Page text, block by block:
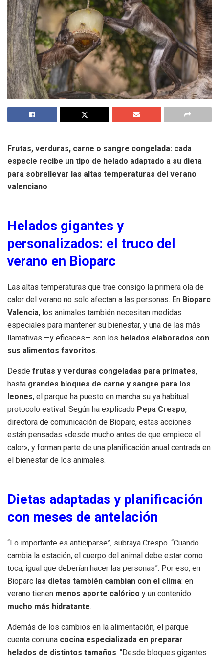
Frutas, verduras, carne o sangre congelada: cada
especie recibe un tipo de helado adaptado a su dieta
para sobrellevar las altas temperaturas del verano
valenciano
Helados gigantes y
personalizados: el truco del
verano en Bioparc
Las altas temperaturas que trae consigo la primera ola de
calor del verano no solo afectan a las personas. En Bioparc
Valencia, los animales también necesitan medidas
especiales para mantener su bienestar, y una de las más
llamativas —y eficaces— son los helados elaborados con
sus alimentos favoritos.
Desde frutas y verduras congeladas para primates,
hasta grandes bloques de carne y sangre para los
leones, el parque ha puesto en marcha su ya habitual
protocolo estival. Según ha explicado Pepa Crespo,
directora de comunicación de Bioparc, estas acciones
están pensadas «desde mucho antes de que empiece el
calor», y forman parte de una planificación anual centrada en
el bienestar de los animales.
Dietas adaptadas y planificación
con meses de antelación
“Lo importante es anticiparse”, subraya Crespo. “Cuando
cambia la estación, el cuerpo del animal debe estar como
toca, igual que deberían hacer las personas”. Por eso, en
Bioparc las dietas también cambian con el clima: en
verano tienen menos aporte calórico y un contenido
mucho más hidratante.
Además de los cambios en la alimentación, el parque
cuenta con una cocina especializada en preparar
helados de distintos tamaños. “Desde bloques gigantes